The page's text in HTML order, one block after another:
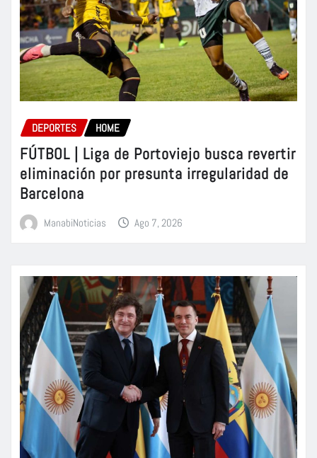
DEPORTES HOME
FÚTBOL | Liga de Portoviejo busca revertir
eliminación por presunta irregularidad de
Barcelona
ManabiNoticias Ago 7, 2026